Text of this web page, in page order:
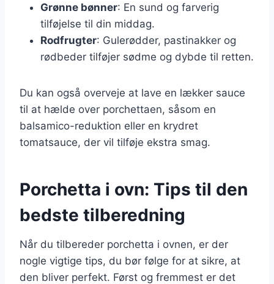
Grønne bønner: En sund og farverig
tilføjelse til din middag.
Rodfrugter: Gulerødder, pastinakker og
rødbeder tilføjer sødme og dybde til retten.
Du kan også overveje at lave en lækker sauce
til at hælde over porchettaen, såsom en
balsamico-reduktion eller en krydret
tomatsauce, der vil tilføje ekstra smag.
Porchetta i ovn: Tips til den
bedste tilberedning
Når du tilbereder porchetta i ovnen, er der
nogle vigtige tips, du bør følge for at sikre, at
den bliver perfekt. Først og fremmest er det